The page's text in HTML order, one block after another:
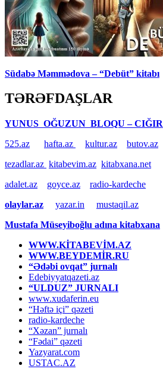
Südabə Məmmədova – “Debüt” kitabı
TƏRƏFDAŞLAR
YUNUS OĞUZUN BLOQU – CIĞIR
525.az
hafta.az kultur.az
butov.az
tezadlar.az kitabevim.az kitabxana.net
adalet.az
goyce.az
radio-kardeche
olaylar.az
yazar.in
mustaqil.az
Mustafa Müseyiboğlu adına kitabxana
WWW.KİTABEVİM.AZ
WWW.BEYDEMİR.RU
“Ədəbi ovqat” jurnalı
Edebiyyatqazeti.az
“ULDUZ” JURNALI
www.xudaferin.eu
“Həftə içi” qəzeti
radio-kardeche
“Xəzan” jurnalı
“Fədai” qəzeti
Yazyarat.com
USTAC.AZ